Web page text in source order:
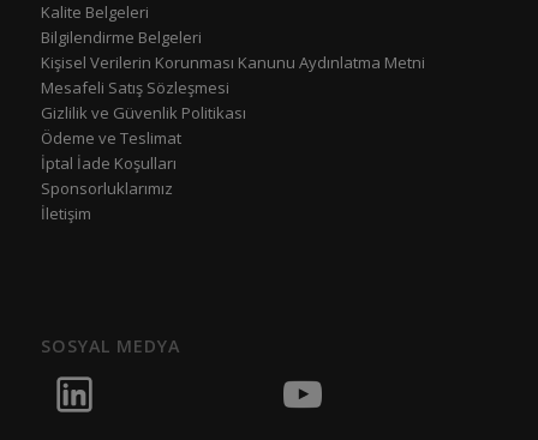
Kalite Belgeleri
Bilgilendirme Belgeleri
Kişisel Verilerin Korunması Kanunu Aydınlatma Metni
Mesafeli Satış Sözleşmesi
Gizlilik ve Güvenlik Politikası
Ödeme ve Teslimat
İptal İade Koşulları
Sponsorluklarımız
İletişim
SOSYAL MEDYA